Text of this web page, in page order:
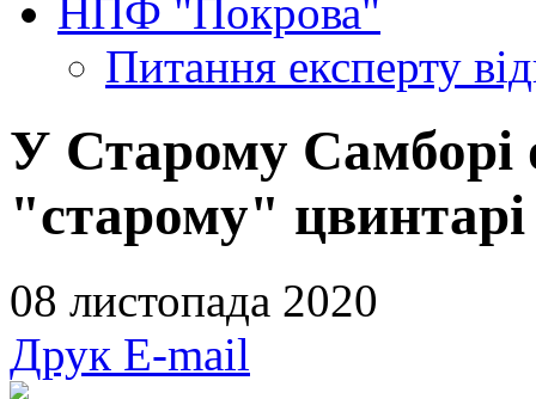
НПФ "Покрова"
Питання експерту
У Старому Самборі
"старому"
08 листопада 2020
Друк E-mail